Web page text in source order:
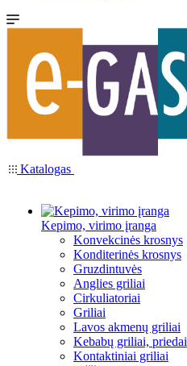
Katalogas
Kepimo, virimo įranga
Konvekcinės krosnys
Konditerinės krosnys
Gruzdintuvės
Anglies griliai
Cirkuliatoriai
Griliai
Lavos akmenų griliai
Kebabų griliai, priedai
Kontaktiniai griliai